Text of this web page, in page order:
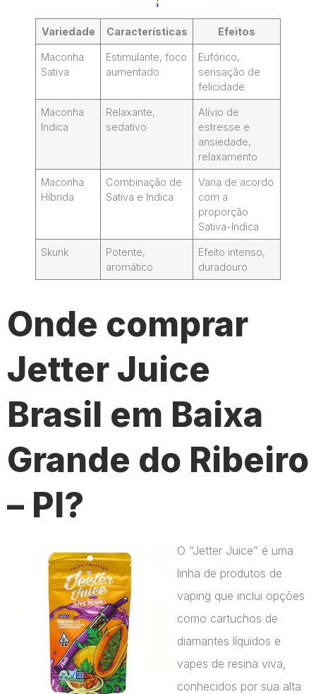
Variedade Características Efeitos
Maconha
Sativa
Estimulante, foco
aumentado
Eufórico,
sensação de
felicidade
Maconha
Indica
Relaxante,
sedativo
Alívio de
estresse e
ansiedade,
relaxamento
Maconha
Híbrida
Combinação de
Sativa e Indica
Varia de acordo
com a
proporção
Sativa-Indica
Skunk
Potente,
aromático
Efeito intenso,
duradouro
Onde comprar
Jetter Juice
Brasil em Baixa
Grande do Ribeiro
– PI?
O “Jetter Juice” é uma
linha de produtos de
vaping que inclui opções
como cartuchos de
diamantes líquidos e
vapes de resina viva,
conhecidos por sua alta